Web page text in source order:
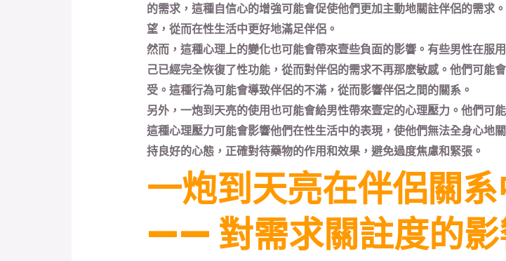
的需求，這種自信心的增強可能會促使他們更加主動地關註伴侶的需求
望，從而在性生活中更好地滿足伴侶。
然而，這種心理上的變化也可能會帶來壹些負面的影響。有些男性在服
己已經完全恢復了性功能，從而對伴侶的需求不再那麽敏感。他們可能
受。這種行為可能會導致伴侶的不滿，從而影響伴侶之間的關系。
另外，一炮到天亮的使用也可能會給男性帶來壹定的心理壓力。他們可
這種心理壓力可能會影響他們在性生活中的表現，使他們無法全身心地
持良好的心態，正確對待藥物的作用和效果，避免過度焦慮和緊張。
一炮到天亮在伴侶關
—— 對需求關註度的